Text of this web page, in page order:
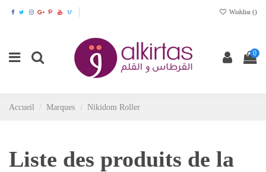
Wishlist ()
0
Accueil Marques Nikidom Roller
Liste des produits de la